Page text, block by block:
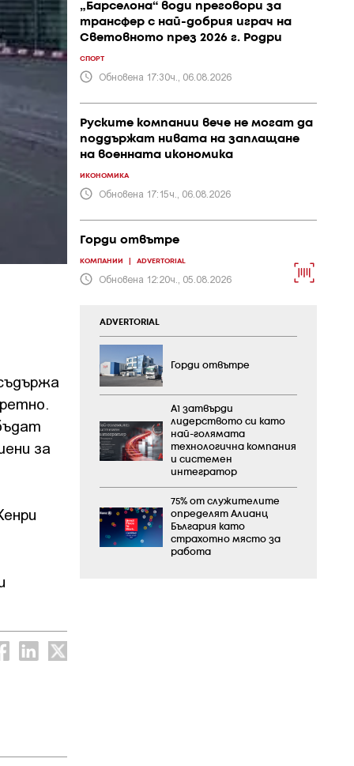
за
„Барселона“ води преговори за
трансфер с най-добрия играч на
Световното през 2026 г. Родри
СПОРТ
Обновена 17:30ч., 06.08.2026
Руските компании вече не могат да
поддържат нивата на заплащане
на военната икономика
ИКОНОМИКА
Обновена 17:15ч., 06.08.2026
Горди отвътре
КОМПАНИИ ADVERTORIAL
Обновена 12:20ч., 05.08.2026
ADVERTORIAL
Горди отвътре
А1 затвърди
лидерството си като
най-голямата
технологична компания
и системен
интегратор
75% от служителите
определят Алианц
България като
страхотно място за
работа